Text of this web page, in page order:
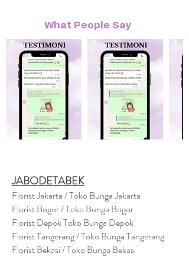
What People Say
JABODETABEK
Florist Jakarta / Toko Bunga Jakarta
Florist Bogor / Toko Bunga Bogor
Florist Depok Toko Bunga Depok
Florist Tangerang / Toko Bunga Tangerang
Florist Bekasi / Toko Bunga Bekasi